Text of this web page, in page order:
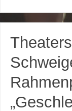
c
e
b
o
o
k
tt
er